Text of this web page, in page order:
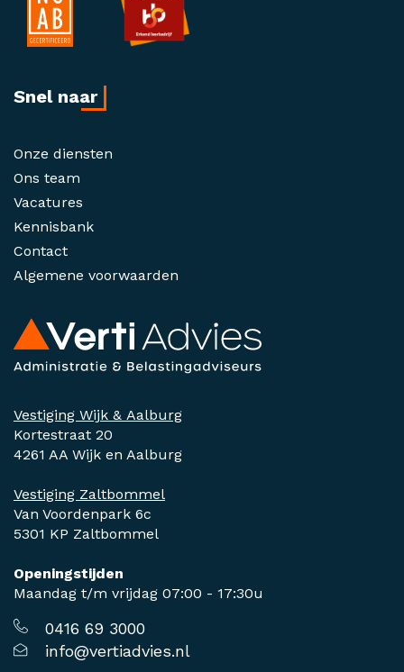
Vestiging Wijk & Aalburg
Kortestraat 20
4261 AA Wijk en Aalburg
Vestiging Zaltbommel
Van Voordenpark 6c
5301 KP Zaltbommel
Openingstijden
Maandag t/m vrijdag 07:00 - 17:30u
0416 69 3000
info@vertiadvies.nl
Snel naar
Onze diensten
Ons team
Vacatures
Kennisbank
Contact
Algemene voorwaarden